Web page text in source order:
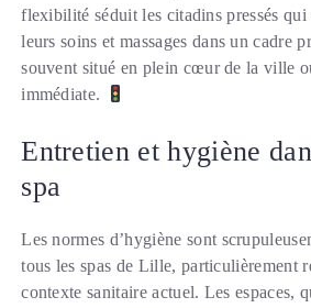
flexibilité séduit les citadins pressés
leurs soins et massages dans un cadre
souvent situé en plein cœur de la ville
immédiate.
Entretien et hygiène
spa
Les normes d’hygiène sont
tous les spas de Lille, particulièrement
contexte sanitaire actuel. Les espaces,